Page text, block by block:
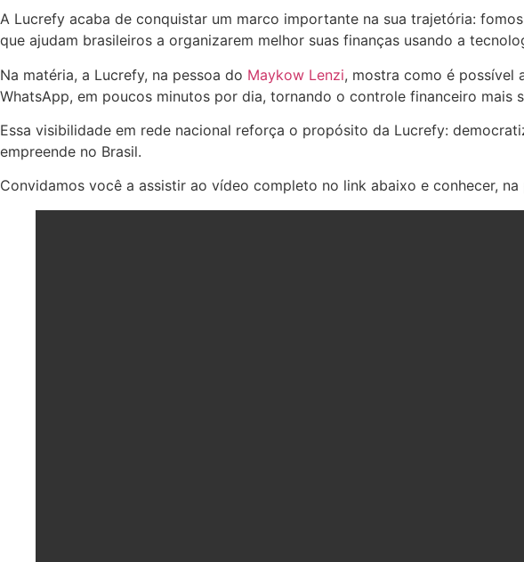
A Lucrefy acaba de conquistar um marco importante na sua trajetória:
que ajudam brasileiros a organizarem melhor suas finanças usando a
Na matéria, a Lucrefy, na pessoa do Maykow Lenzi, mostra como é possível
WhatsApp, em poucos minutos por dia, tornando o controle financeiro mais
Essa visibilidade em rede nacional reforça o propósito da Lucrefy:
empreende no Brasil.
Convidamos você a assistir ao vídeo completo no link abaixo e conhecer,